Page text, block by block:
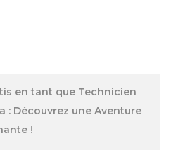
en tant que Technicien
: Découvrez une Aventure
!